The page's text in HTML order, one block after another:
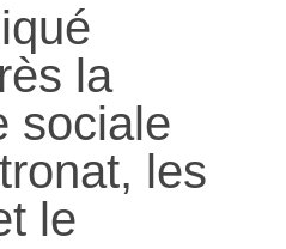
la
sociale
les
le